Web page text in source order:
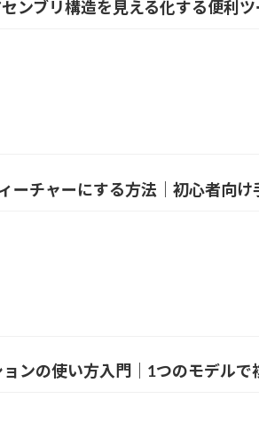
ンブリ構造を見える化する便利
ーチャーにする方法｜初心者向け
ンの使い方入門｜1つのモデルで